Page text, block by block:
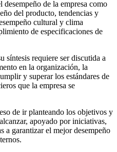
desempeño de la empresa como
del producto, tendencias y
cultural y clima
de especificaciones de
síntesis requiere ser discutida a
en la organización, la
y superar los estándares de
que la empresa se
de ir planteando los objetivos y
apoyado por iniciativas,
a garantizar el mejor desempeño